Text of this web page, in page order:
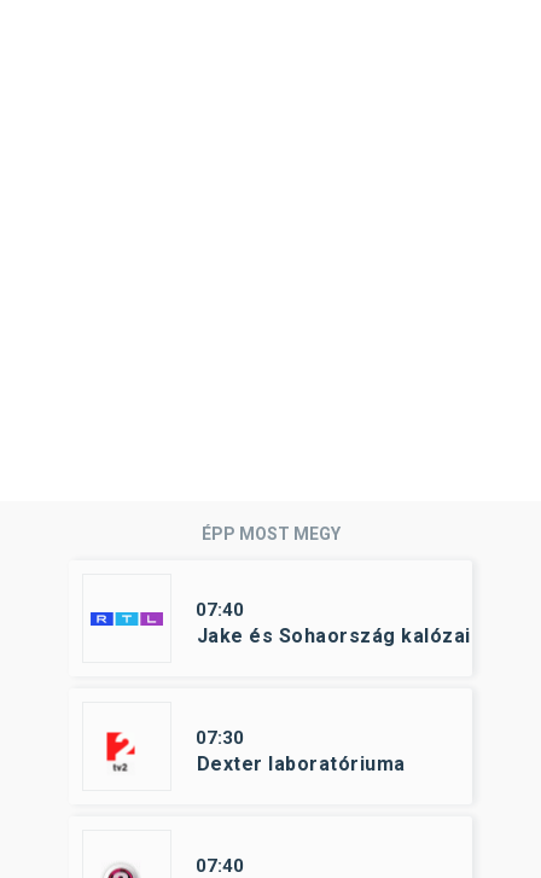
ÉPP MOST MEGY
07:40
Jake és Sohaország kalózai
07:30
Dexter laboratóriuma
07:40